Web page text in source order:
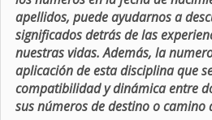
apellidos, puede ayudarnos a
significados detrás de las
nuestras vidas. Además, la
aplicación de esta disciplina que
compatibilidad y dinámica entre
sus números de destino o camino